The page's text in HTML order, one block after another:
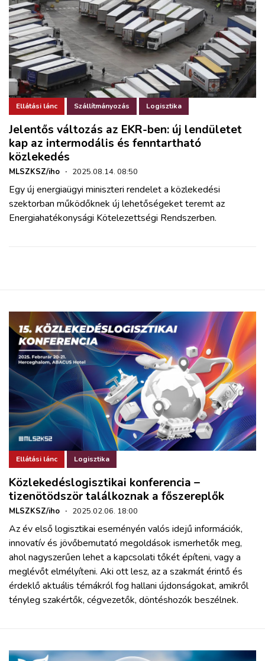
Ellátási lánc Szállítmányozás Logisztika
Jelentős változás az EKR-ben: új lendületet
kap az intermodális és fenntartható
közlekedés
MLSZKSZ/iho · 2025.08.14. 08:50
Egy új energiaügyi miniszteri rendelet a közlekedési
szektorban működőknek új lehetőségeket teremt az
Energiahatékonysági Kötelezettségi Rendszerben.
Ellátási lánc Logisztika
Közlekedéslogisztikai konferencia –
tizenötödször találkoznak a főszereplők
MLSZKSZ/iho · 2025.02.06. 18:00
Az év első logisztikai eseményén valós idejű információk,
innovatív és jövőbemutató megoldások ismerhetők meg,
ahol nagyszerűen lehet a kapcsolati tőkét építeni, vagy a
meglévőt elmélyíteni. Aki ott lesz, az a szakmát érintő és
érdeklő aktuális témákról fog hallani újdonságokat, amikről
tényleg szakértők, cégvezetők, döntéshozók beszélnek.